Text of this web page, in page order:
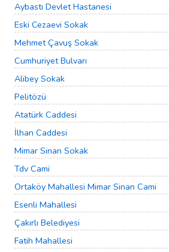
Aybastı Devlet Hastanesi
Eski Cezaevi Sokak
Mehmet Çavuş Sokak
Cumhuriyet Bulvarı
Alibey Sokak
Pelitözü
Atatürk Caddesi
İlhan Caddesi
Mimar Sinan Sokak
Tdv Cami
Ortaköy Mahallesi Mimar Sinan Cami
Esenli Mahallesi
Çakırlı Belediyesi
Fatih Mahallesi